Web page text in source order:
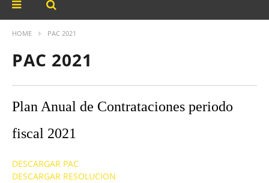
HOME PAC 2021
PAC 2021
Plan Anual de Contrataciones periodo
fiscal 2021
DESCARGAR PAC
DESCARGAR RESOLUCION